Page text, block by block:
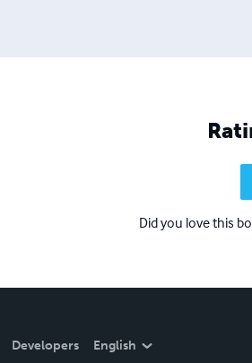
Did you love this
Developers English